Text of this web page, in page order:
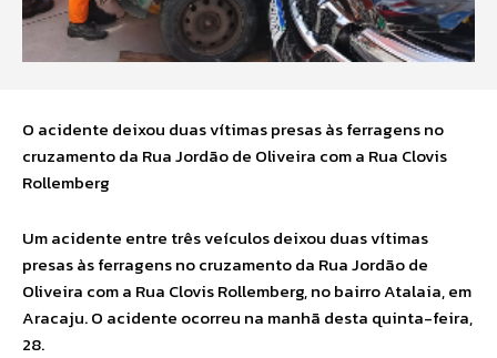
O acidente deixou duas vítimas presas às ferragens no
cruzamento da Rua Jordão de Oliveira com a Rua Clovis
Rollemberg
Um acidente entre três veículos deixou duas vítimas
presas às ferragens no cruzamento da Rua Jordão de
Oliveira com a Rua Clovis Rollemberg, no bairro Atalaia, em
Aracaju. O acidente ocorreu na manhã desta quinta-feira,
28.